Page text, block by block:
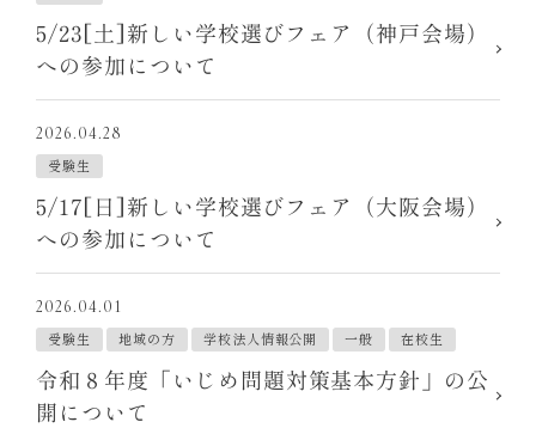
5/23[土]新しい学校選びフェア（神戸会場）
への参加について
2026.04.28
受験生
5/17[日]新しい学校選びフェア（大阪会場）
への参加について
2026.04.01
受験生 地域の方 学校法人情報公開 一般 在校生
令和８年度「いじめ問題対策基本方針」の公
開について